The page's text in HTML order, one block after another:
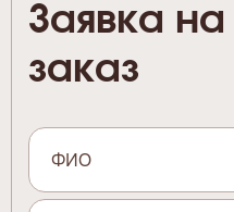
Заявка
заказ